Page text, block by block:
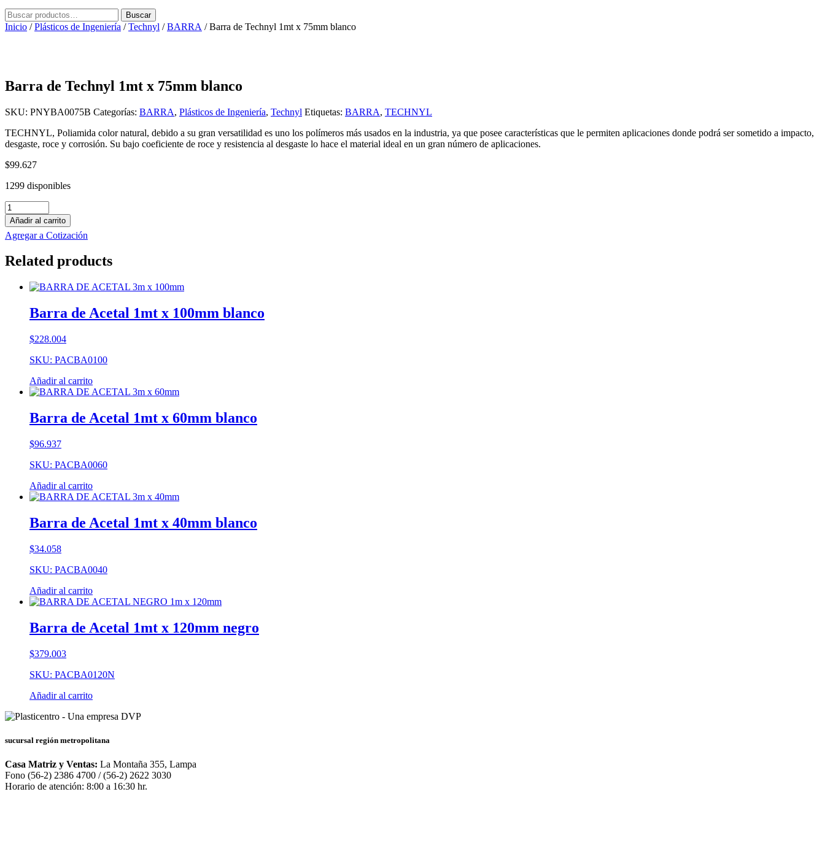
Buscar
por:
Buscar
Inicio /Plásticos de Ingeniería /Technyl /BARRA / Barra de Technyl 1mt x 75mm blanco
Barra de Technyl 1mt x 75mm blanco
SKU: PNYBA0075B Categorías: BARRA, Plásticos de Ingeniería, Technyl Etiquetas: BARRA, TECHNYL
TECHNYL, Poliamida color natural, debido a su gran versatilidad es uno los polímeros más usados en la industria, ya que posee características que le permiten aplicaciones donde podrá ser sometido a impacto,
desgaste, roce y corrosión. Su bajo coeficiente de roce y resistencia al desgaste lo hace el material ideal en un gran número de aplicaciones.
$99.627
1299 disponibles
Barra
de
Technyl
1mt
75mm
cantidad
Añadir al carrito
Agregar a Cotización
Related products
Barra de Acetal 1mt x 100mm blanco
$228.004
SKU: PACBA0100
Añadir al carrito
Barra de Acetal 1mt x 60mm blanco
$96.937
SKU: PACBA0060
Añadir al carrito
Barra de Acetal 1mt x 40mm blanco
$34.058
SKU: PACBA0040
Añadir al carrito
Barra de Acetal 1mt x 120mm negro
$379.003
SKU: PACBA0120N
Añadir al carrito
sucursal región metropolitana
Casa Matriz y Ventas: La Montaña 355, Lampa
Fono (56-2) 2386 4700 / (56-2) 2622 3030
Horario de atención: 8:00 a 16:30 hr.